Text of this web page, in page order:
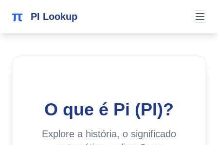
π PI Lookup
O que é Pi (PI)?
Explore a história, o significado